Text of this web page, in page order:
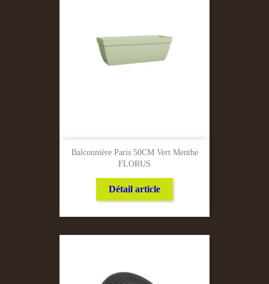
Balconnière Paris 50CM Vert Menthe
FLORUS
Détail article